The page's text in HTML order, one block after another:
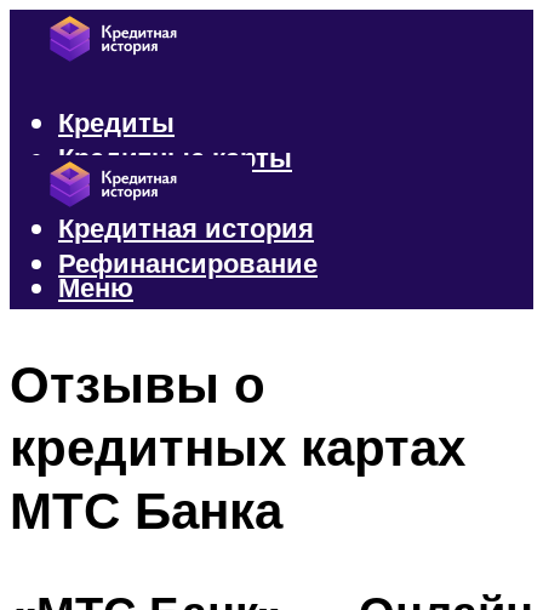
Кредиты
Кредитные карты
Микрозаймы
Кредитная история
Рефинансирование
Меню
Отзывы о
кредитных картах
МТС Банка